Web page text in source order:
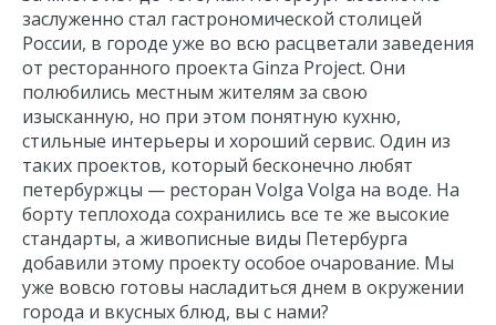
заслуженно стал гастрономической столицей
России, в городе уже во всю расцветали заведения
от ресторанного проекта Ginza Project. Они
полюбились местным жителям за свою
изысканную, но при этом понятную кухню,
стильные интерьеры и хороший сервис. Один из
таких проектов, который бесконечно любят
петербуржцы — ресторан Volga Volga на воде. На
борту теплохода сохранились все те же высокие
стандарты, а живописные виды Петербурга
добавили этому проекту особое очарование. Мы
уже вовсю готовы насладиться днем в окружении
города и вкусных блюд, вы с нами?